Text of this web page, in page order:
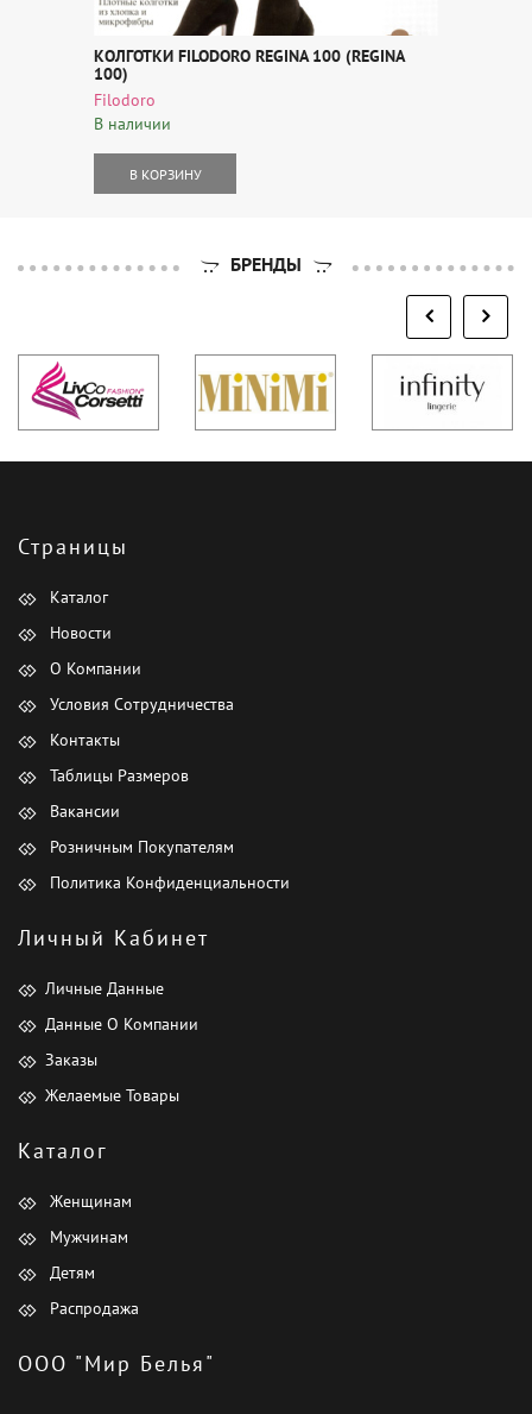
КОЛГОТКИ FILODORO REGINA 100 (REGINA
100)
Filodoro
В наличии
В КОРЗИНУ
БРЕНДЫ
Страницы
Каталог
Новости
О Компании
Условия Сотрудничества
Контакты
Таблицы Размеров
Вакансии
Розничным Покупателям
Политика Конфиденциальности
Личный Кабинет
Личные Данные
Данные О Компании
Заказы
Желаемые Товары
Каталог
Женщинам
Мужчинам
Детям
Распродажа
ООО "Мир Белья"